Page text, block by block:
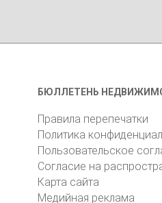
БЮЛЛЕТЕНЬ
Правила перепечатки
Политика
Пользовательское
Согласие на
Карта сайта
Медийная реклама